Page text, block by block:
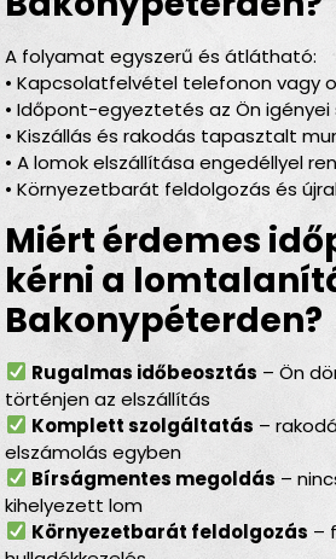
A folyamat egyszerű és átlátható:
• Kapcsolatfelvétel telefonon vagy
• Időpont-egyeztetés az Ön igényei
• Kiszállás és rakodás tapasztalt
• A lomok elszállítása engedéllyel
• Környezetbarát feldolgozás és
Miért érdemes
kérni a
Bakonypéterden?
Rugalmas időbeosztás – Ön
történjen az elszállítás
Komplett szolgáltatás –
elszámolás egyben
Bírságmentes megoldás –
kihelyezett lom
Környezetbarát feldolgozás –